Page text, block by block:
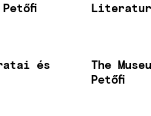
és
The
Petőfi